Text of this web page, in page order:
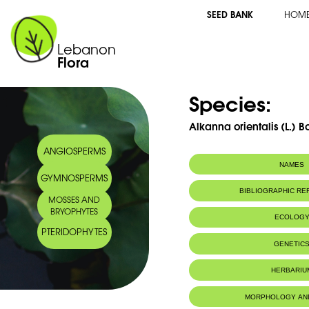
Lebanon
Flora
SEED BANK
ANGIOSPERMS
GYMNOSPERMS
MOSSES AND
BRYOPHYTES
PTERIDOPHYTES
Species:
Alkanna orientalis (L.)
NAMES
Common name: Oriental
Orcanette
كنهان شرقي- لبيد
BIBLIOGRAPHIC
ECOLOGY
Terrains
MORPHOLOGY